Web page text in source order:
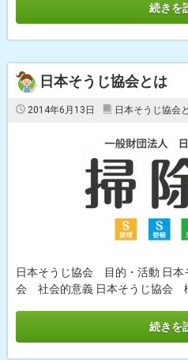
続きを
日本そうじ協会とは
2014年6月13日 日本そうじ協会
日本そうじ協会 目的・活動 日
会 社会的意義 日本そうじ協会
続きを